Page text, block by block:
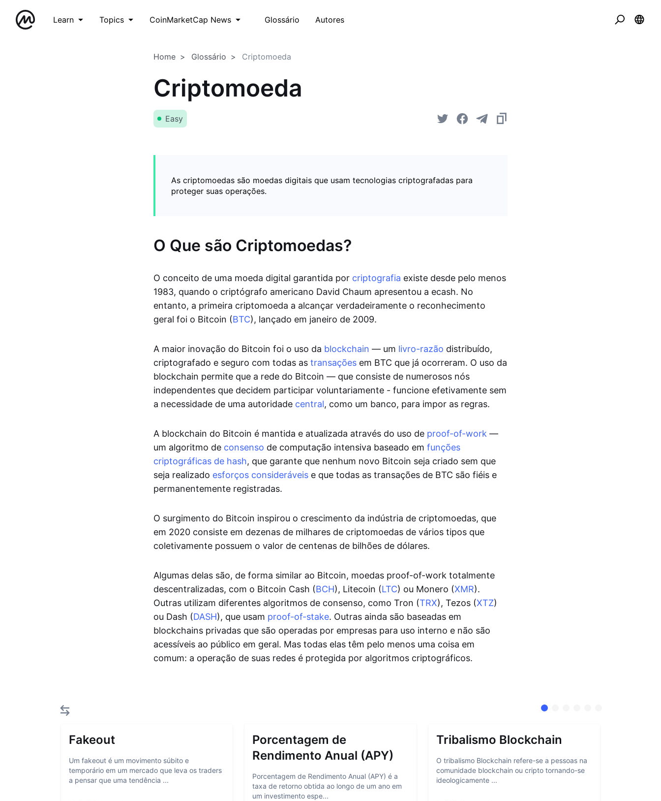
Learn Topics CoinMarketCap News Glossário Autores
Home Glossário Criptomoeda
Criptomoeda
Easy
As criptomoedas são moedas digitais que usam tecnologias criptografadas para
proteger suas operações.
O Que são Criptomoedas?
O conceito de uma moeda digital garantida por criptografia existe desde pelo menos
1983, quando o criptógrafo americano David Chaum apresentou a ecash. No
entanto, a primeira criptomoeda a alcançar verdadeiramente o reconhecimento
geral foi o Bitcoin (BTC), lançado em janeiro de 2009.
A maior inovação do Bitcoin foi o uso da blockchain — um livro-razão distribuído,
criptografado e seguro com todas as transações em BTC que já ocorreram. O uso da
blockchain permite que a rede do Bitcoin — que consiste de numerosos nós
independentes que decidem participar voluntariamente - funcione efetivamente sem
a necessidade de uma autoridade central, como um banco, para impor as regras.
A blockchain do Bitcoin é mantida e atualizada através do uso de proof-of-work —
um algoritmo de consenso de computação intensiva baseado em funções
criptográficas de hash, que garante que nenhum novo Bitcoin seja criado sem que
seja realizado esforços consideráveis e que todas as transações de BTC são fiéis e
permanentemente registradas.
O surgimento do Bitcoin inspirou o crescimento da indústria de criptomoedas, que
em 2020 consiste em dezenas de milhares de criptomoedas de vários tipos que
coletivamente possuem o valor de centenas de bilhões de dólares.
Algumas delas são, de forma similar ao Bitcoin, moedas proof-of-work totalmente
descentralizadas, com o Bitcoin Cash (BCH), Litecoin (LTC) ou Monero (XMR).
Outras utilizam diferentes algoritmos de consenso, como Tron (TRX), Tezos (XTZ)
ou Dash (DASH), que usam proof-of-stake. Outras ainda são baseadas em
blockchains privadas que são operadas por empresas para uso interno e não são
acessíveis ao público em geral. Mas todas elas têm pelo menos uma coisa em
comum: a operação de suas redes é protegida por algoritmos criptográficos.
Fakeout
Um fakeout é um movimento súbito e
temporário em um mercado que leva os traders
a pensar que uma tendência ...
Porcentagem de
Rendimento Anual (APY)
Porcentagem de Rendimento Anual (APY) é a
taxa de retorno obtida ao longo de um ano em
um investimento espe...
Tribalismo Blockchain
O tribalismo Blockchain refere-se a pessoas na
comunidade blockchain ou cripto tornando-se
ideologicamente ...